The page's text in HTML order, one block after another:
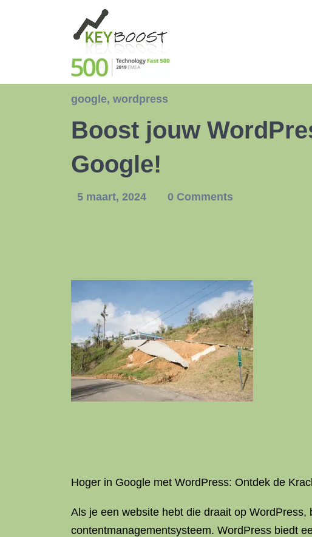
google, wordpress
Boost jouw
Google!
5 maart, 2024 0 Comments
Hoger in Google met WordPress: Ontdek de
Als je een website hebt die draait op
contentmanagementsysteem. WordPress biedt